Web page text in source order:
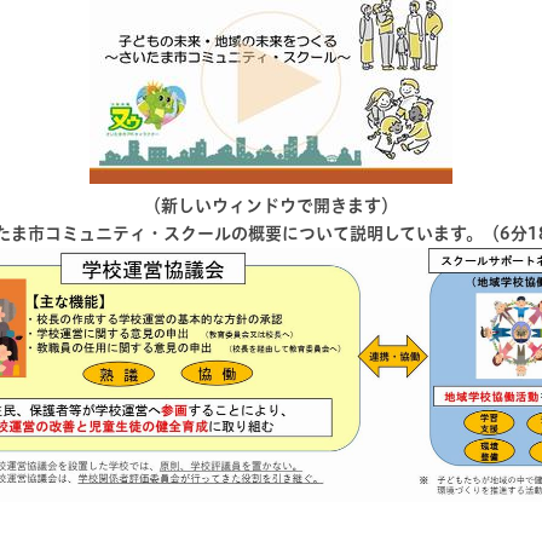
（新しいウィンドウで開きます）
ま市コミュニティ・スクールの概要について説明しています。（6分